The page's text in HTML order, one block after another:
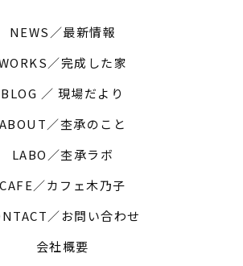
NEWS／最新情報
／完成した家
BLOG ／ 現場だより
ABOUT／杢承のこと
LABO／杢承ラボ
CAFE／カフェ木乃子
／お問い合わせ
会社概要